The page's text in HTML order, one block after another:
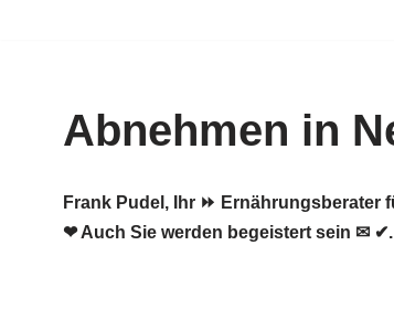
springenAbnehmen in
Frank Pudel, Ihr ⏩
❤ Auch Sie werden begeistert sein ✉ ✔.